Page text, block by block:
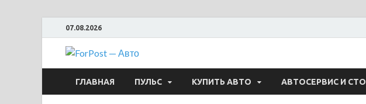
07.08.2026
ForPost — Авто
ГЛАВНАЯ ПУЛЬС КУПИТЬ АВТО АВТОСЕРВИС И СТО